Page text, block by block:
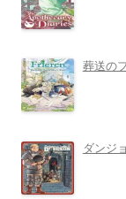
葬送の
ダンジ